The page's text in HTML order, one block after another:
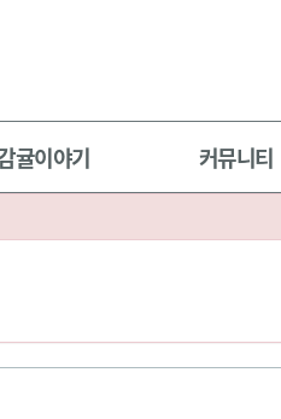
귤이야기 커뮤니티